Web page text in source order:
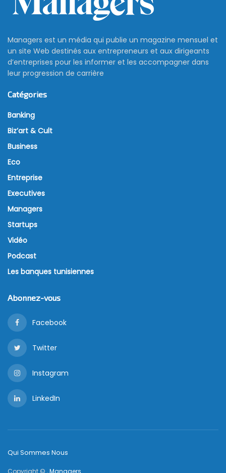
Managers est un média qui publie un magazine mensuel et
un site Web destinés aux entrepreneurs et aux dirigeants
d’entreprises pour les informer et les accompagner dans
leur progression de carrière
Catégories
Banking
Biz’art & Cult
Business
Eco
Entreprise
Executives
Managers
Startups
Vidéo
Podcast
Les banques tunisiennes
Abonnez-vous
Facebook
Twitter
Instagram
LinkedIn
Qui Sommes Nous